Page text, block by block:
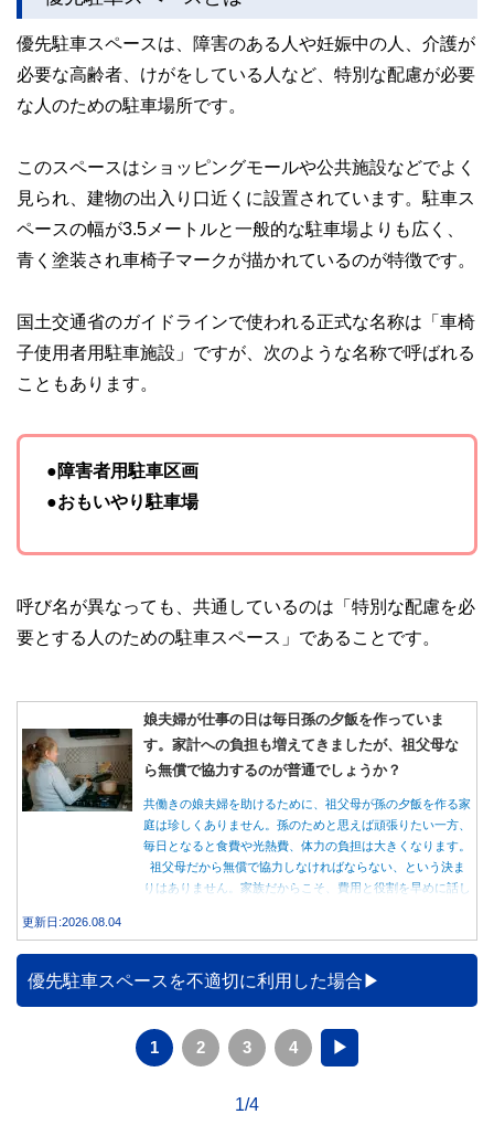
優先駐車スペースは、障害のある人や妊娠中の人、介護が
必要な高齢者、けがをしている人など、特別な配慮が必要
な人のための駐車場所です。
このスペースはショッピングモールや公共施設などでよく
見られ、建物の出入り口近くに設置されています。駐車ス
ペースの幅が3.5メートルと一般的な駐車場よりも広く、
青く塗装され車椅子マークが描かれているのが特徴です。
国土交通省のガイドラインで使われる正式な名称は「車椅
子使用者用駐車施設」ですが、次のような名称で呼ばれる
こともあります。
●障害者用駐車区画
●おもいやり駐車場
呼び名が異なっても、共通しているのは「特別な配慮を必
要とする人のための駐車スペース」であることです。
娘夫婦が仕事の日は毎日孫の夕飯を作っていま
す。家計への負担も増えてきましたが、祖父母な
ら無償で協力するのが普通でしょうか？
共働きの娘夫婦を助けるために、祖父母が孫の夕飯を作る家
庭は珍しくありません。孫のためと思えば頑張りたい一方、
毎日となると食費や光熱費、体力の負担は大きくなります。
祖父母だから無償で協力しなければならない、という決ま
りはありません。家族だからこそ、費用と役割を早めに話し
更新日:2026.08.04
優先駐車スペースを不適切に利用した場合
1 2 3 4 ▶
1/4